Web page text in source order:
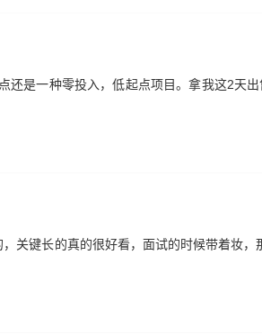
是一种零投入，低起点项目。拿我这2天
关键长的真的很好看，面试的时候带着妆，